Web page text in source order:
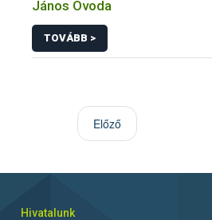
János Óvoda
TOVÁBB >
Előző
Hivatalunk